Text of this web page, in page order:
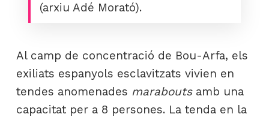
(arxiu Adé Morató).
Al camp de concentració de Bou-Arfa, els
exiliats espanyols esclavitzats vivien en
tendes anomenades marabouts amb una
capacitat per a 8 persones. La tenda en la